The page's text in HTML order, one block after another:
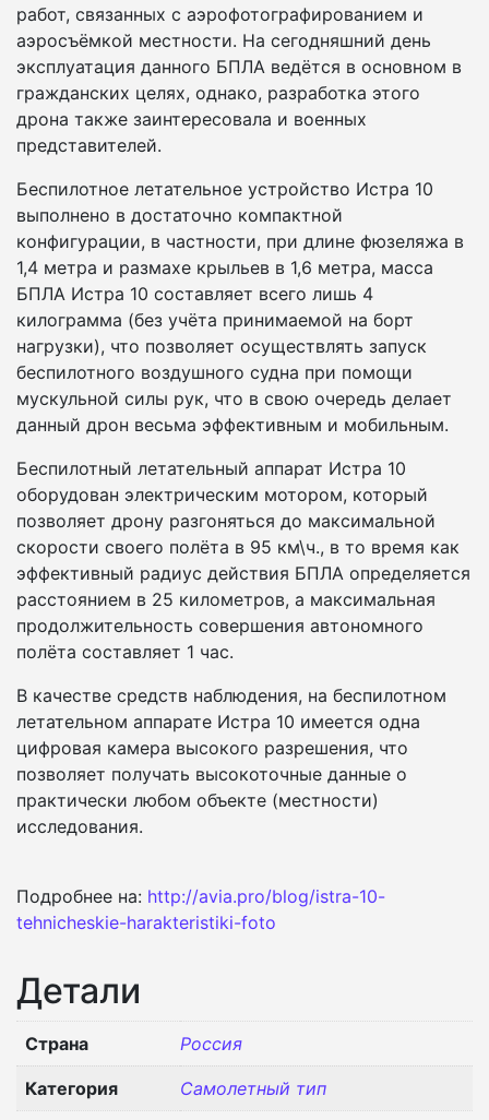
работ, связанных с аэрофотографированием и
аэросъёмкой местности. На сегодняшний день
эксплуатация данного БПЛА ведётся в основном в
гражданских целях, однако, разработка этого
дрона также заинтересовала и военных
представителей.
Беспилотное летательное устройство Истра 10
выполнено в достаточно компактной
конфигурации, в частности, при длине фюзеляжа в
1,4 метра и размахе крыльев в 1,6 метра, масса
БПЛА Истра 10 составляет всего лишь 4
килограмма (без учёта принимаемой на борт
нагрузки), что позволяет осуществлять запуск
беспилотного воздушного судна при помощи
мускульной силы рук, что в свою очередь делает
данный дрон весьма эффективным и мобильным.
Беспилотный летательный аппарат Истра 10
оборудован электрическим мотором, который
позволяет дрону разгоняться до максимальной
скорости своего полёта в 95 км\ч., в то время как
эффективный радиус действия БПЛА определяется
расстоянием в 25 километров, а максимальная
продолжительность совершения автономного
полёта составляет 1 час.
В качестве средств наблюдения, на беспилотном
летательном аппарате Истра 10 имеется одна
цифровая камера высокого разрешения, что
позволяет получать высокоточные данные о
практически любом объекте (местности)
исследования.
Подробнее на: http://avia.pro/blog/istra-10-
tehnicheskie-harakteristiki-foto
Детали
Страна Россия
Категория Самолетный тип